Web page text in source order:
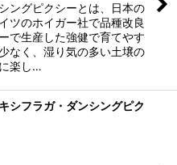
ングピクシーとは、日本の
ツのホイガー社で品種改良
で生産した強健で育てやす
なく、湿り気の多い土壌の
楽し…
シフラガ・ダンシングピク